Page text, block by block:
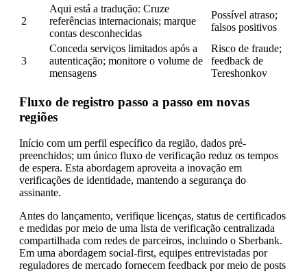
2
Aqui está a tradução: Cruze
referências internacionais; marque
contas desconhecidas
Possível atraso;
falsos positivos
3
Conceda serviços limitados após a
autenticação; monitore o volume de
mensagens
Risco de fraude;
feedback de
Tereshonkov
Fluxo de registro passo a passo em novas
regiões
Início com um perfil específico da região, dados pré-
preenchidos; um único fluxo de verificação reduz os tempos
de espera. Esta abordagem aproveita a inovação em
verificações de identidade, mantendo a segurança do
assinante.
Antes do lançamento, verifique licenças, status de certificados
e medidas por meio de uma lista de verificação centralizada
compartilhada com redes de parceiros, incluindo o Sberbank.
Em uma abordagem social-first, equipes entrevistadas por
reguladores de mercado fornecem feedback por meio de posts